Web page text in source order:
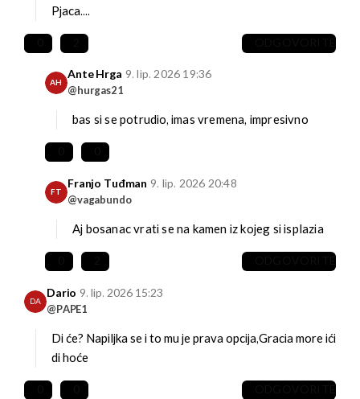
Pjaca....
AH
Ante Hrga
@hurgas21
9. lip. 2026 19:36
bas si se potrudio, imas vremena, impresivno
FT
Franjo Tuđman
@vagabundo
9. lip. 2026 20:48
Aj bosanac vrati se na kamen iz kojeg si isplazia
DA
Dario
@PAPE1
9. lip. 2026 15:23
Di će? Napiljka se i to mu je prava opcija,Gracia more ići
di hoće